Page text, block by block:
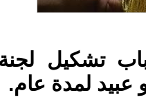
لجنة
لمدة عام.